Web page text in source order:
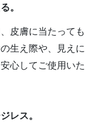
。
皮膚に当たっても
生え際や、見えに
心してご使用いた
レス。